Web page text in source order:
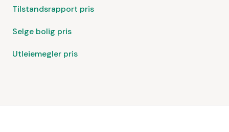
Tilstandsrapport pris
Selge bolig pris
Utleiemegler pris